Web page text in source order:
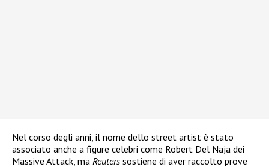
Nel corso degli anni, il nome dello street artist è stato
associato anche a figure celebri come Robert Del Naja dei
Massive Attack, ma Reuterssostiene di aver raccolto prove